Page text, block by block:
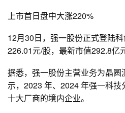
上市首日盘中大涨220%
12月30日，强一股份正式登陆
226.01元/股，最新市值292.8亿
据悉，强一股份主营业务为晶
示，2023 年、2024 年强一科
十大厂商的境内企业。